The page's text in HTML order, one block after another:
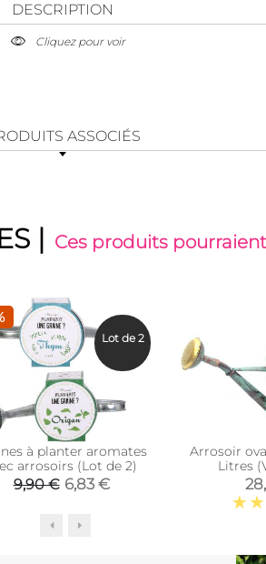
DESCRIPTION
Cliquez pour voir
ASSOCIÉS
| Ces produits
à planter aromates
arrosoirs (Lot de 2)
9,90 € 6,83 €
Lot de 2
Arrosoir
Litres